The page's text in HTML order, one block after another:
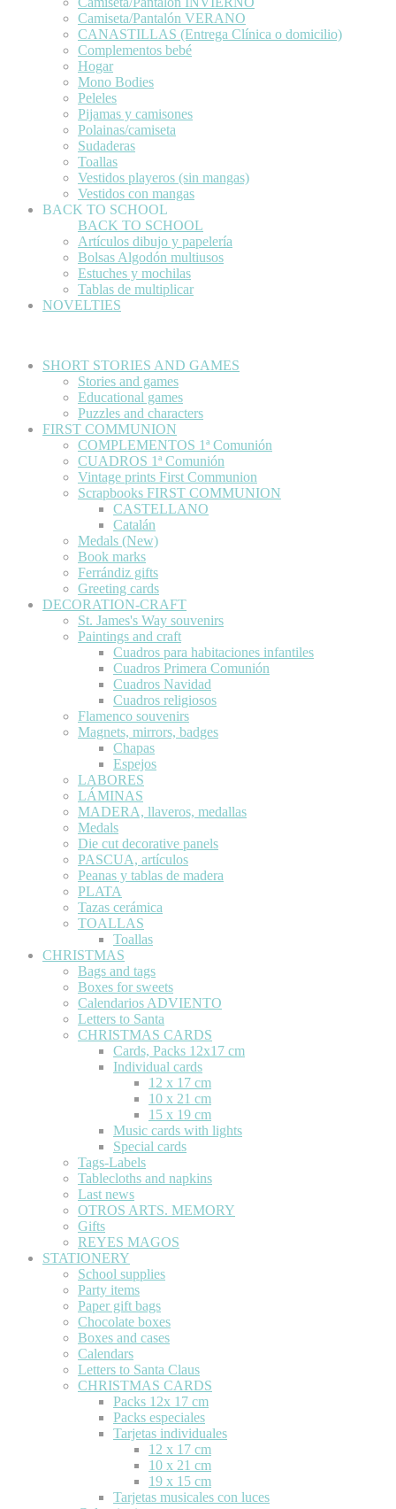
Camiseta/Pantalón VERANO
CANASTILLAS (Entrega Clínica o domicilio)
Complementos bebé
Hogar
Mono Bodies
Peleles
Pijamas y camisones
Polainas/camiseta
Sudaderas
Toallas
Vestidos playeros (sin mangas)
Vestidos con mangas
BACK TO SCHOOL
BACK TO SCHOOL
Artículos dibujo y papelería
Bolsas Algodón multiusos
Estuches y mochilas
Tablas de multiplicar
NOVELTIES
SHORT STORIES AND GAMES
Stories and games
Educational games
Puzzles and characters
FIRST COMMUNION
COMPLEMENTOS 1ª Comunión
CUADROS 1ª Comunión
Vintage prints First Communion
Scrapbooks FIRST COMMUNION
CASTELLANO
Catalán
Medals (New)
Book marks
Ferrándiz gifts
Greeting cards
DECORATION-CRAFT
St. James's Way souvenirs
Paintings and craft
Cuadros para habitaciones infantiles
Cuadros Primera Comunión
Cuadros Navidad
Cuadros religiosos
Flamenco souvenirs
Magnets, mirrors, badges
Chapas
Espejos
LABORES
LÁMINAS
MADERA, llaveros, medallas
Medals
Die cut decorative panels
PASCUA, artículos
Peanas y tablas de madera
PLATA
Tazas cerámica
TOALLAS
Toallas
CHRISTMAS
Bags and tags
Boxes for sweets
Calendarios ADVIENTO
Letters to Santa
CHRISTMAS CARDS
Cards, Packs 12x17 cm
Individual cards
12 x 17 cm
10 x 21 cm
15 x 19 cm
Music cards with lights
Special cards
Tags-Labels
Tablecloths and napkins
Last news
OTROS ARTS. MEMORY
Gifts
REYES MAGOS
STATIONERY
School supplies
Party items
Paper gift bags
Chocolate boxes
Boxes and cases
Calendars
Letters to Santa Claus
CHRISTMAS CARDS
Packs 12x 17 cm
Packs especiales
Tarjetas individuales
12 x 17 cm
10 x 21 cm
19 x 15 cm
Tarjetas musicales con luces